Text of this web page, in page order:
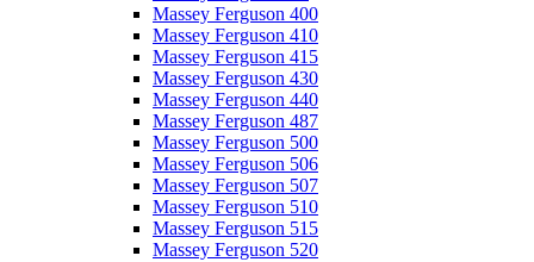
Massey Ferguson 400
Massey Ferguson 410
Massey Ferguson 415
Massey Ferguson 430
Massey Ferguson 440
Massey Ferguson 487
Massey Ferguson 500
Massey Ferguson 506
Massey Ferguson 507
Massey Ferguson 510
Massey Ferguson 515
Massey Ferguson 520